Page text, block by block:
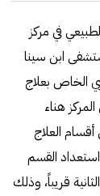
في مركز
ابن سينا
الخاص بعلاج
هناء
أقسام العلاج
القسم
قريباً، وذلك